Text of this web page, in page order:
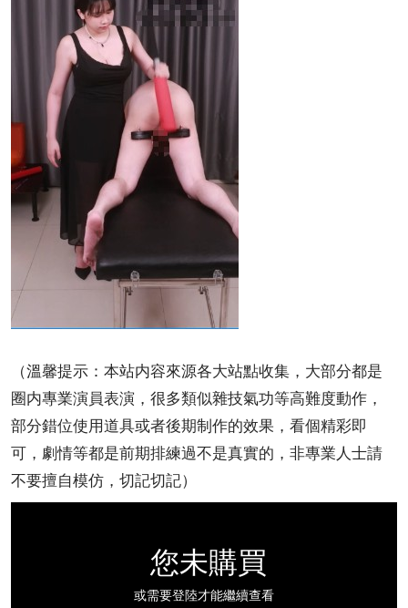
（溫馨提示：本站内容來源各大站點收集，大部分都是
圈内專業演員表演，很多類似雜技氣功等高難度動作，
部分錯位使用道具或者後期制作的效果，看個精彩即
可，劇情等都是前期排練過不是真實的，非專業人士請
不要擅自模仿，切記切記）
您未購買
或需要登陸才能繼續查看